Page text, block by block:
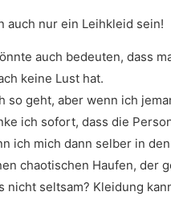
auch nur ein Leihkleid sein!
auch bedeuten, dass
keine Lust hat.
so geht, aber wenn ich
ich sofort, dass die
ich mich dann selber in den
chaotischen Haufen, der
nicht seltsam? Kleidung